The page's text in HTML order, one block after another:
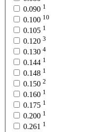
0.090 1
0.100 10
0.105 1
0.120 3
0.130 4
0.144 1
0.148 1
0.150 2
0.160 1
0.175 1
0.200 1
0.261 1